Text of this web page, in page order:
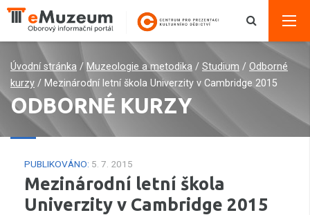
Úvodní stránka / Muzeologie a metodika / Studium / Odborné
kurzy / Mezinárodní letní škola Univerzity v Cambridge 2015
ODBORNÉ KURZY
PUBLIKOVÁNO: 5. 7. 2015
Mezinárodní letní škola
Univerzity v Cambridge 2015